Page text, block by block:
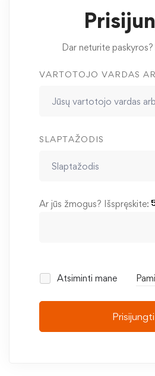
Dar neturite paskyros?
VARTOTOJO VARDAS
SLAPTAŽODIS
Ar jūs žmogus? Išspręskite:
Atsiminti mane
Prisijungti